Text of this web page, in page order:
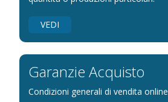
Bandiere per musicisti
Bandiere per feste
pennoni per bandiere
VEDI
Garanzie Acquisto
Condizioni generali di vendita online